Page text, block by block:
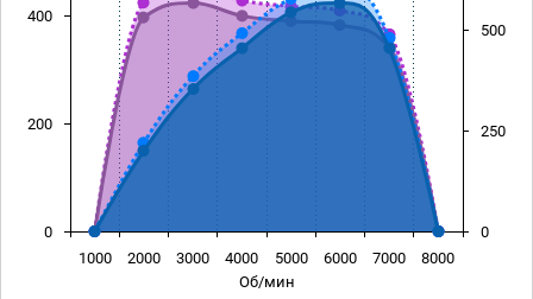
Об/мин
1000 2000 3000 4000 5000 6000 7000 8000
0
200
400
0
250
500